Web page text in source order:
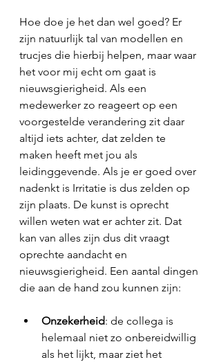
Hoe doe je het dan wel goed? Er
zijn natuurlijk tal van modellen en
trucjes die hierbij helpen, maar waar
het voor mij echt om gaat is
nieuwsgierigheid. Als een
medewerker zo reageert op een
voorgestelde verandering zit daar
altijd iets achter, dat zelden te
maken heeft met jou als
leidinggevende. Als je er goed over
nadenkt is Irritatie is dus zelden op
zijn plaats. De kunst is oprecht
willen weten wat er achter zit. Dat
kan van alles zijn dus dit vraagt
oprechte aandacht en
nieuwsgierigheid. Een aantal dingen
die aan de hand zou kunnen zijn:
Onzekerheid: de collega is
helemaal niet zo onbereidwillig
als het lijkt, maar ziet het